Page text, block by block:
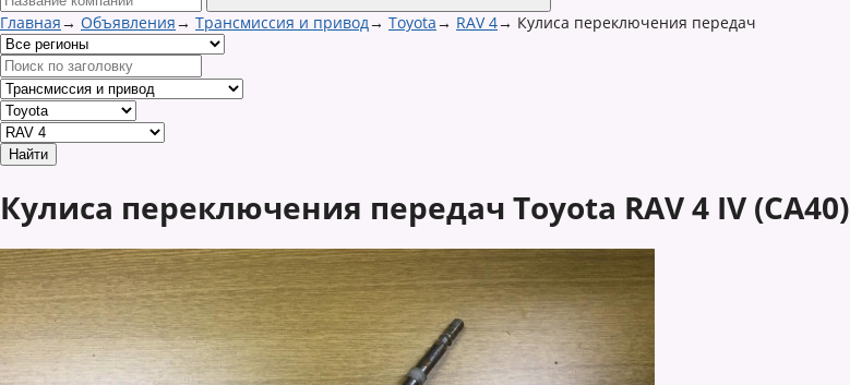
Главная→ Объявления→ Трансмиссия и привод→ Toyota→ RAV 4→ Кулиса переключения передач
Кулиса переключения передач Toyota RAV 4 IV (CA40)